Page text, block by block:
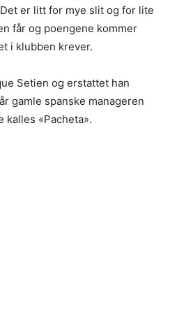
er litt for mye slit og for lite
får og poengene kommer
i klubben krever.
Setien og erstattet han
gamle spanske manageren
kalles «Pacheta».